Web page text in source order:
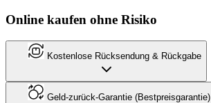
Online kaufen ohne Risiko
Kostenlose Rücksendung & Rückgabe
Geld-zurück-Garantie (Bestpreisgarantie)